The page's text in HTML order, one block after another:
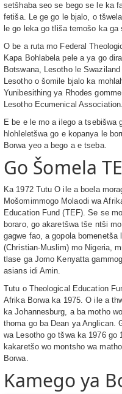
setšhaba seo se bego se le ka
fetiša. Le ge go le bjalo, o
le go leka go tliša temošo ka
O be a ruta mo Federal
Kapa Bohlabela pele a ya go
Botswana, Lesotho le
Lesotho o šomile bjalo ka
Yunibesithing ya Rhodes
Lesotho Ecumenical Association.
E be e le mo a ilego a tsebišwa
hlohleletšwa go e kopanya le
Borwa yeo a bego a e tseba.
Go Šomela
Ka 1972 Tutu O ile a boela
Mošomimmogo Molaodi wa
Education Fund (TEF). Se se
boraro, go akaretšwa tše ntši
gagwe fao, a gopola
(Christian-Muslim) mo Nigeria,
tlase ga Jomo Kenyatta
asians idi Amin.
Tutu o Theological Education
Afrika Borwa ka 1975. O ile a
ka Johannesburg, a ba motho
thoma go ba Dean ya Anglican.
wa Lesotho go tšwa ka 1976 go
kakaretšo wo montsho wa
Borwa.
Kamego ya